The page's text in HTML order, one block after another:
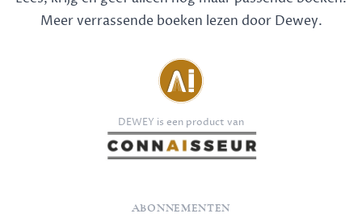
Meer verrassende boeken lezen door Dewey.
DEWEY is een product van
ABONNEMENTEN